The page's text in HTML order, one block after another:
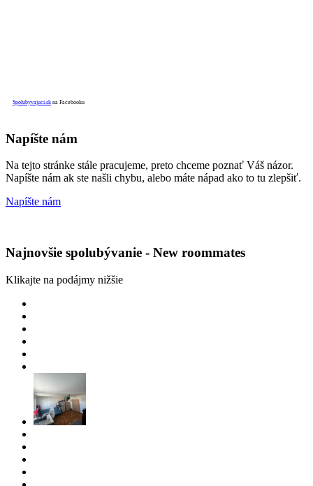
Spolubyvajuci.sk na Facebooku
Napíšte nám
Na tejto stránke stále pracujeme, preto chceme poznať Váš názor.
Napíšte nám ak ste našli chybu, alebo máte nápad ako to tu zlepšiť.
Napíšte nám
Najnovšie spolubývanie - New roommates
Klikajte na podájmy nižšie